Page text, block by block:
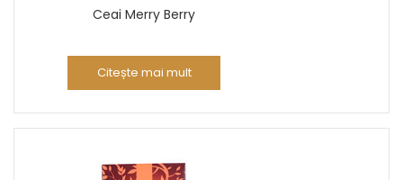
Ceai Merry Berry
Citește mai mult